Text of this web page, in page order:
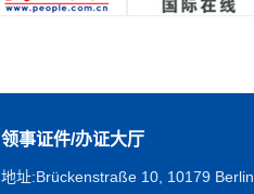
领事证件/办证大厅
地址:Brückenstraße 10, 10179 Berlin